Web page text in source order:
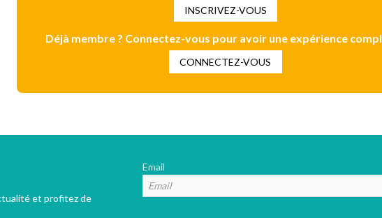
INSCRIVEZ-VOUS
Déjà membre ? Connectez-vous pour avoir une expérience
CONNECTEZ-VOUS
et profitez de
Email